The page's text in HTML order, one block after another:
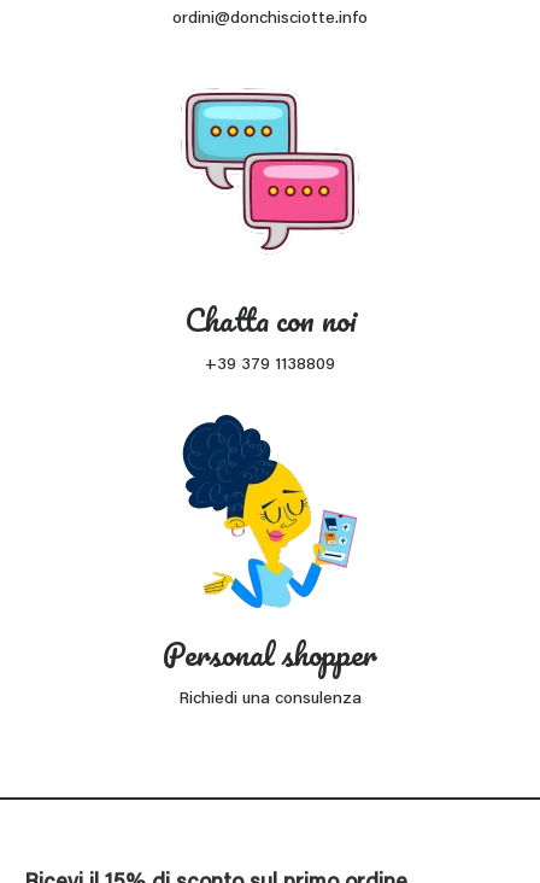
ordini@donchisciotte.info
Chatta con noi
+39 379 1138809
Personal shopper
Richiedi una consulenza